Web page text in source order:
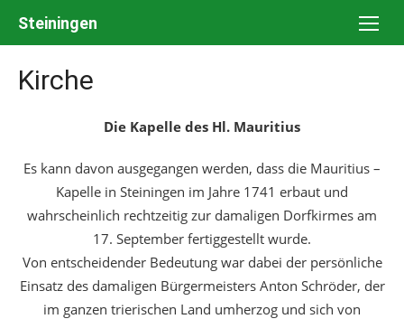
Steiningen
Kirche
Die Kapelle des Hl. Mauritius
Es kann davon ausgegangen werden, dass die Mauritius –
Kapelle in Steiningen im Jahre 1741 erbaut und
wahrscheinlich rechtzeitig zur damaligen Dorfkirmes am
17. September fertiggestellt wurde.
Von entscheidender Bedeutung war dabei der persönliche
Einsatz des damaligen Bürgermeisters Anton Schröder, der
im ganzen trierischen Land umherzog und sich von